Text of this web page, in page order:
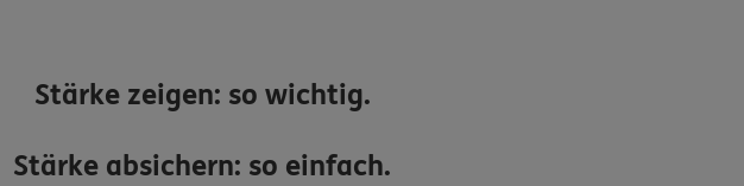
Stärke zeigen: so wichtig.
Stärke absichern: so einfach.